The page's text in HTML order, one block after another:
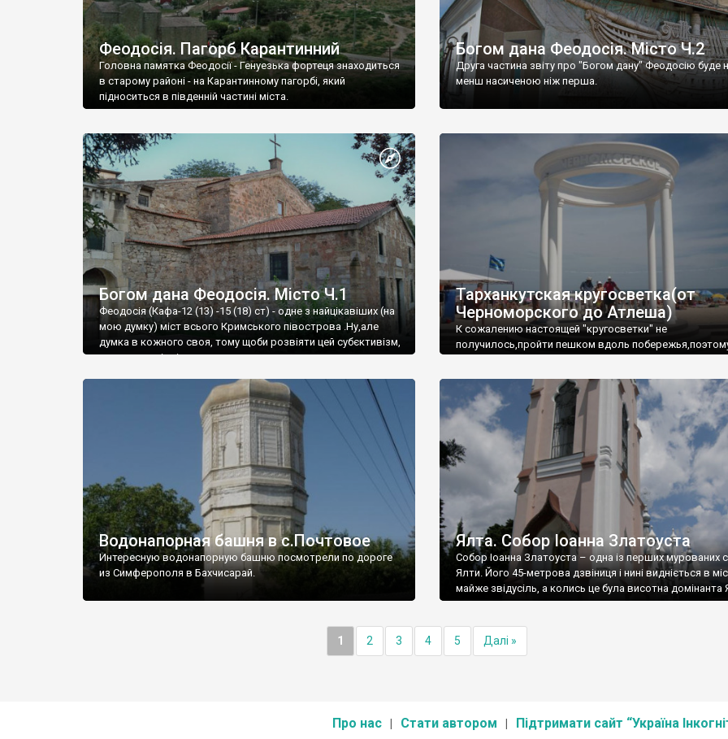
Феодосія. Пагорб Карантинний
Головна памятка Феодосії - Генуезька фортеця знаходиться
в старому районі - на Карантинному пагорбі, який
підноситься в південній частині міста.
Богом дана Феодосія. Місто Ч.2
Друга частина звіту про "Богом дану" Феодосію буде
менш насиченою ніж перша.
Богом дана Феодосія. Місто Ч.1
Феодосія (Кафа-12 (13) -15 (18) ст) - одне з найцікавіших (на
мою думку) міст всього Кримського півострова .Ну,але
думка в кожного своя, тому щоби розвіяти цей субєктивізм,
запрошую відвідати це
Тарханкутская кругосветка(от
Черноморского до Атлеша)
К сожалению настоящей "кругосветки" не
получилось,пройти пешком вдоль
Водонапорная башня в с.Почтовое
Интересную водонапорную башню посмотрели по дороге
из Симферополя в Бахчисарай.
Ялта. Собор Іоанна Златоуста
Собор Іоанна Златоуста – одна із перших мурованих
Ялти. Його 45-метрова дзвіниця і нині видніється в
майже звідусіль, а колись це була висотна домінанта
1 2 3 4 5 Далі »
Про нас Стати автором Підтримати сайт “Україна